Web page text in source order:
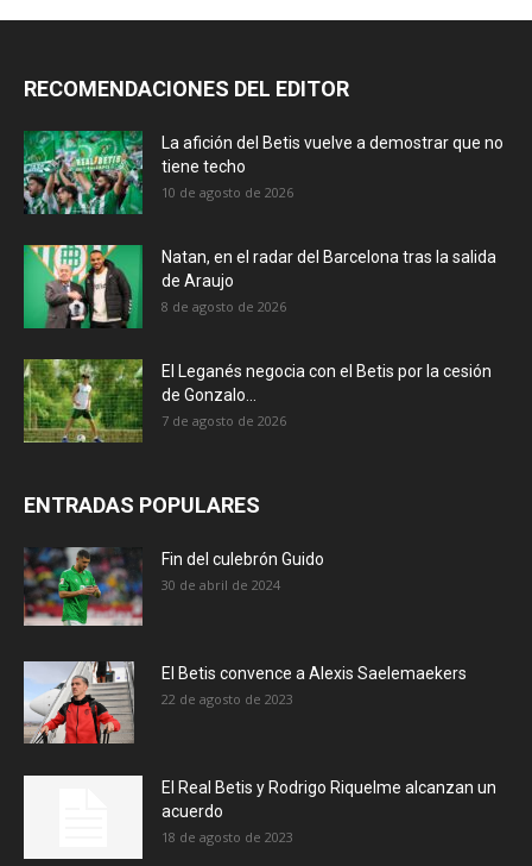
RECOMENDACIONES DEL EDITOR
La afición del Betis vuelve a demostrar que no
tiene techo
10 de agosto de 2026
Natan, en el radar del Barcelona tras la salida
de Araujo
8 de agosto de 2026
El Leganés negocia con el Betis por la cesión
de Gonzalo...
7 de agosto de 2026
ENTRADAS POPULARES
Fin del culebrón Guido
30 de abril de 2024
El Betis convence a Alexis Saelemaekers
22 de agosto de 2023
El Real Betis y Rodrigo Riquelme alcanzan un
acuerdo
18 de agosto de 2023